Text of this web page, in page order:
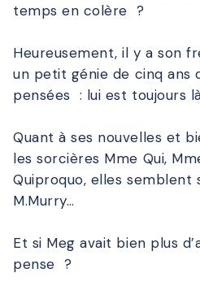
temps en colère ?
Heureusement, il y a son
un petit génie de cinq ans
pensées : lui est toujours
Quant à ses nouvelles et
les sorcières Mme Qui,
Quiproquo, elles semblent
M.Murry…
Et si Meg avait bien plus
pense ?